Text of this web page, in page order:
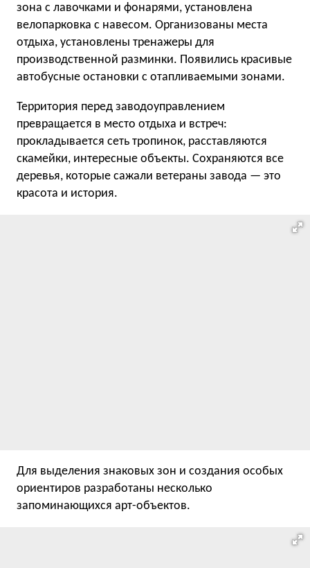
зона с лавочками и фонарями, установлена
велопарковка с навесом. Организованы места
отдыха, установлены тренажеры для
производственной разминки. Появились красивые
автобусные остановки с отапливаемыми зонами.
Территория перед заводоуправлением
превращается в место отдыха и встреч:
прокладывается сеть тропинок, расставляются
скамейки, интересные объекты. Сохраняются все
деревья, которые сажали ветераны завода — это
красота и история.
Для выделения знаковых зон и создания особых
ориентиров разработаны несколько
запоминающихся арт-объектов.